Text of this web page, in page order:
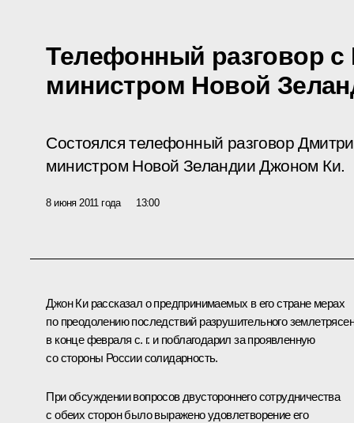
Телефонный разговор
министром Новой
Состоялся телефонный разговор
министром Новой Зеландии Джоном Ки.
8 июня 2011 года 13:00
Джон Кирассказал о предпринимаемых в его стране мерах
по преодолению последствий разрушительного
в конце февраля с. г. и поблагодарил за проявленную
со стороны России солидарность.
При обсуждении вопросов двустороннего сотрудничества
с обеих сторон было выражено удовлетворение его